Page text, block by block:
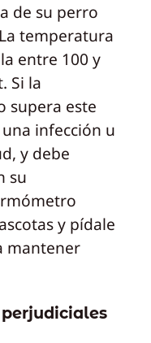
de su perro
temperatura
entre 100 y
Si la
supera este
infección u
y debe
su
y pídale
mantener